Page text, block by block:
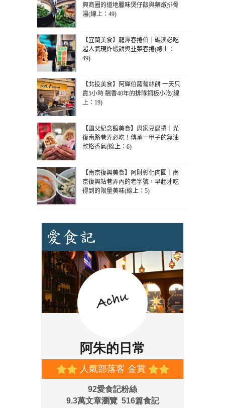
興商圈的道地臘味煲仔飯與藥燉排骨
湯(線上：49)
【宜蘭美食】龍潭春捲伯｜礁溪必吃
超人氣現炸蝦餅與韭菜春捲(線上：
49)
【北投美食】阿輝伯蘿蔔絲餅 一天只
賣5小時 飄香40年的排隊銅板小吃(線
上：19)
【國父紀念館美食】周家豆腐捲｜光
復南路巷弄必吃！傳承一甲子的無油
乾烙香氣(線上：6)
【南京復興美食】阿財彰化肉圓｜南
京復興站巷弄內的老字號，早起才吃
得到的限量美味(線上：5)